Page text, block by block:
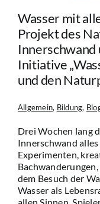
den
Bildung Blog
Wasser mit
Projekt des
Initiative
und den
Allgemein, Bildung,
Drei Wochen lang
Innerschwand
Experimenten,
dem Besuch der
Wasser als